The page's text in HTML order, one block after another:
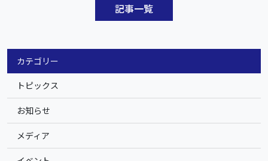
記事一覧
カテゴリー
トピックス
お知らせ
メディア